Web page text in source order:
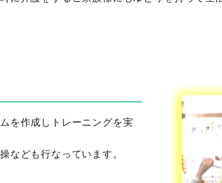
を作成しトレーニングを実
なども行なっています。